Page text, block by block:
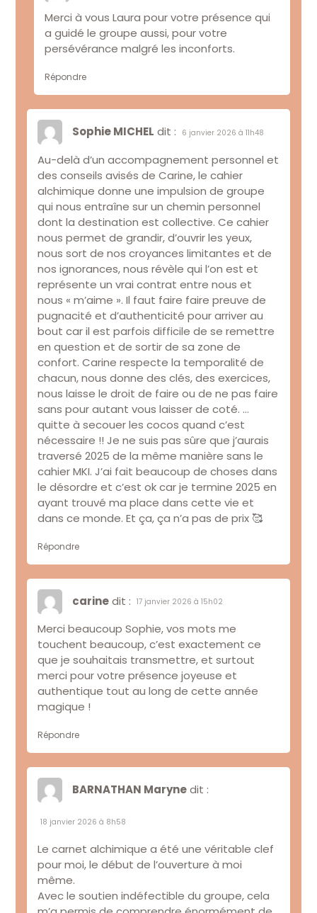
Merci à vous Laura pour votre présence qui
a guidé le groupe aussi, pour votre
persévérance malgré les inconforts.
Répondre
Sophie MICHEL dit : 6 janvier 2026 à 11h48
Au-delà d’un accompagnement personnel et
des conseils avisés de Carine, le cahier
alchimique donne une impulsion de groupe
qui nous entraîne sur un chemin personnel
dont la destination est collective. Ce cahier
nous permet de grandir, d’ouvrir les yeux,
nous sort de nos croyances limitantes et de
nos ignorances, nous révèle qui l’on est et
représente un vrai contrat entre nous et
nous « m’aime ». Il faut faire faire preuve de
pugnacité et d’authenticité pour arriver au
bout car il est parfois difficile de se remettre
en question et de sortir de sa zone de
confort. Carine respecte la temporalité de
chacun, nous donne des clés, des exercices,
nous laisse le droit de faire ou de ne pas faire
sans pour autant vous laisser de coté. …
quitte à secouer les cocos quand c’est
nécessaire !! Je ne suis pas sûre que j’aurais
traversé 2025 de la même manière sans le
cahier MKI. J’ai fait beaucoup de choses dans
le désordre et c’est ok car je termine 2025 en
ayant trouvé ma place dans cette vie et
dans ce monde. Et ça, ça n’a pas de prix 🥰
Répondre
carine dit : 17 janvier 2026 à 15h02
Merci beaucoup Sophie, vos mots me
touchent beaucoup, c’est exactement ce
que je souhaitais transmettre, et surtout
merci pour votre présence joyeuse et
authentique tout au long de cette année
magique !
Répondre
BARNATHAN Maryne dit :
18 janvier 2026 à 8h58
Le carnet alchimique a été une véritable clef
pour moi, le début de l’ouverture à moi
même.
Avec le soutien indéfectible du groupe, cela